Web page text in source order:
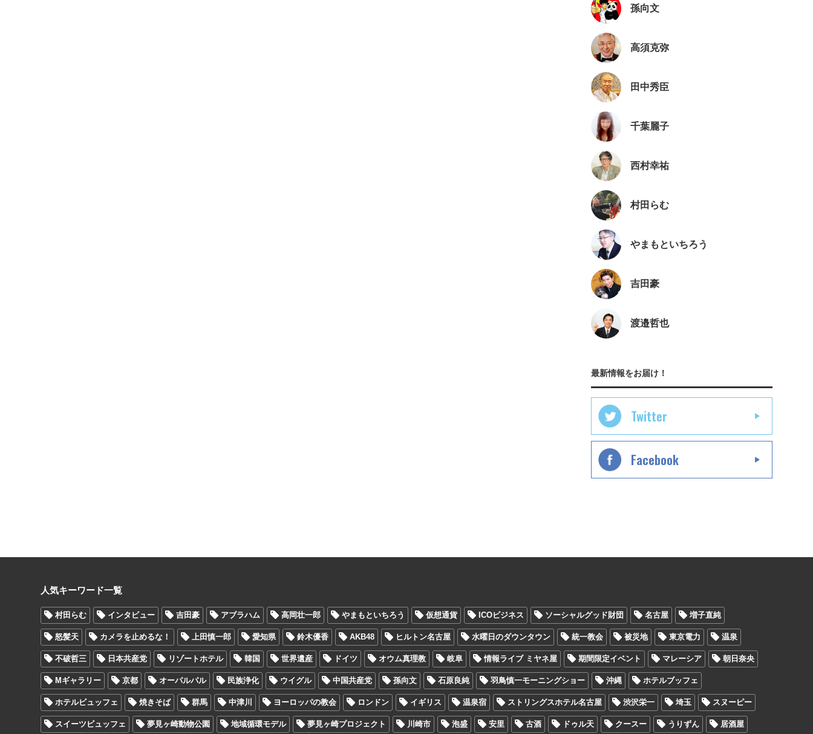
孫向文
高須克弥
田中秀臣
千葉麗子
西村幸祐
村田らむ
やまもといちろう
吉田豪
渡邉哲也
最新情報をお届け！
Twitter
Facebook
人気キーワード一覧
村田らむ インタビュー 吉田豪 アブラハム 高岡壮一郎 やまもといちろう 仮想通貨 ICOビジネス ソーシャルグッド財団 名古屋 増子直純
怒髪天 カメラを止めるな！ 上田慎一郎 愛知県 鈴木優香 AKB48 ヒルトン名古屋 水曜日のダウンタウン 統一教会 被災地 東京電力 温泉
不破哲三 日本共産党 リゾートホテル 韓国 世界遺産 ドイツ オウム真理教 岐阜 情報ライブ ミヤネ屋 期間限定イベント マレーシア 朝日奈央
Mギャラリー 京都 オーパルパル 民族浄化 ウイグル 中国共産党 孫向文 石原良純 羽鳥慎一モーニングショー 沖縄 ホテルブッフェ
ホテルビュッフェ 焼きそば 群馬 中津川 ヨーロッパの教会 ロンドン イギリス 温泉宿 ストリングスホテル名古屋 渋沢栄一 埼玉 スヌーピー
スイーツビュッフェ 夢見ヶ崎動物公園 地域循環モデル 夢見ヶ崎プロジェクト 川崎市 泡盛 安里 古酒 ドゥル天 クースー うりずん 居酒屋